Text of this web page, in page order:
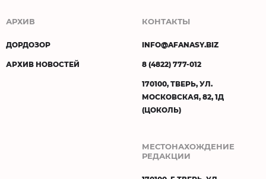
АРХИВ
ДОРДОЗОР
АРХИВ НОВОСТЕЙ
КОНТАКТЫ
INFO@AFANASY.BIZ
8 (4822) 777-012
170100, ТВЕРЬ, УЛ.
МОСКОВСКАЯ, 82, 1Д
(ЦОКОЛЬ)
МЕСТОНАХОЖДЕНИЕ
РЕДАКЦИИ